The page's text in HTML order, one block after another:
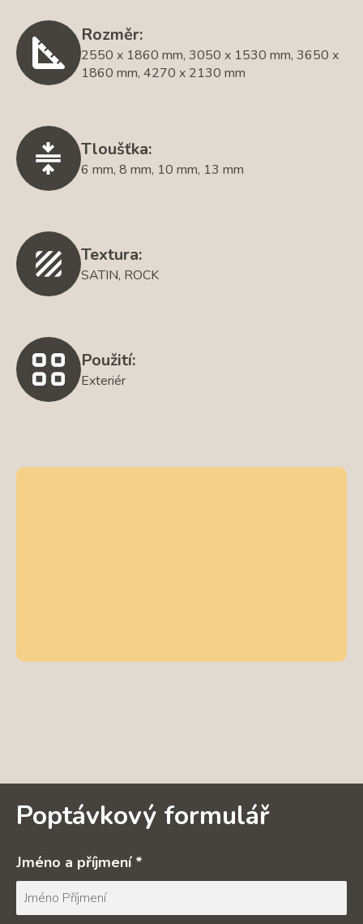
Rozměr:
2550 x 1860 mm, 3050 x 1530 mm, 3650 x
1860 mm, 4270 x 2130 mm
Tloušťka:
6 mm, 8 mm, 10 mm, 13 mm
Textura:
SATIN, ROCK
Použití:
Exteriér
Poptávkový formulář
Jméno a příjmení *